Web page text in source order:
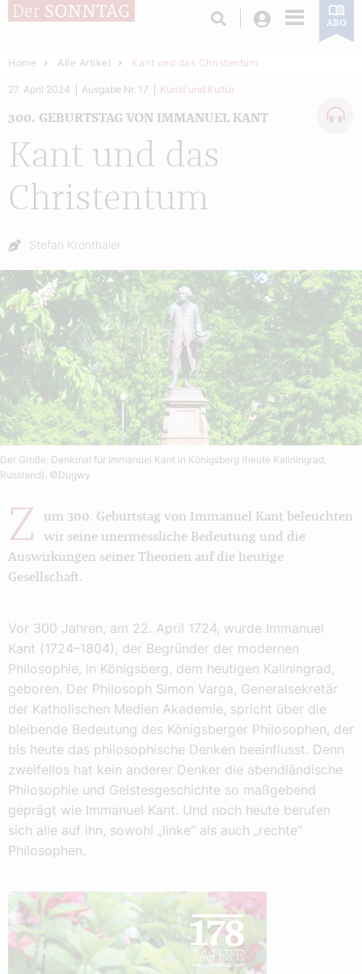
Login ABO
Home Alle Artikel Kant und das Christentum
Kant und das
Christentum
300. GEBURTSTAG VON IMMANUEL KANT
27. April 2024 Ausgabe Nr. 17 Kunst und Kultur
Autor:
Stefan Kronthaler
Der Große: Denkmal für Immanuel Kant in Königsberg (heute Kaliningrad,
Russland). ©Dugwy
Z
um 300. Geburtstag von Immanuel Kant beleuchten
wir seine unermessliche Bedeutung und die
Auswirkungen seiner Theorien auf die heutige
Gesellschaft.
Vor 300 Jahren, am 22. April 1724, wurde Immanuel
Kant (1724–1804), der Begründer der modernen
Philosophie, in Königsberg, dem heutigen Kaliningrad,
geboren. Der Philosoph Simon Varga, Generalsekretär
der Katholischen Medien Akademie, spricht über die
bleibende Bedeutung des Königsberger Philosophen, der
bis heute das philosophische Denken beeinflusst. Denn
zweifellos hat kein anderer Denker die abendländische
Philosophie und Geistesgeschichte so maßgebend
geprägt wie Immanuel Kant. Und noch heute berufen
sich alle auf ihn, sowohl „linke“ als auch „rechte“
Philosophen.